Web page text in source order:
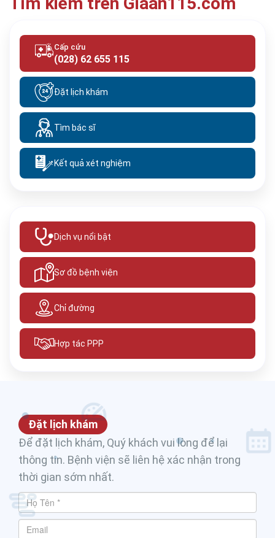
Cấp cứu
(028) 62 655 115
Đặt lịch khám
Tìm bác sĩ
Kết quả xét nghiệm
Dịch vụ nổi bật
Sơ đồ bệnh viện
Chỉ đường
Hợp tác PPP
Đặt lịch khám
Để đặt lịch khám, Quý khách vui lòng để lại
thông tin. Bệnh viện sẽ liên hệ xác nhận trong
thời gian sớm nhất.